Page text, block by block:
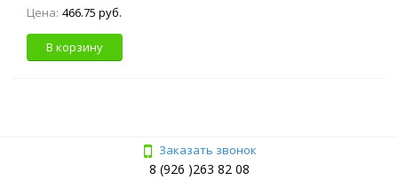
Цена: 466.75 руб.
В корзину
Заказать звонок
8 (926 )263 82 08